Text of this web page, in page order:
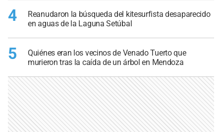
4
Reanudaron la búsqueda del kitesurfista desaparecido
en aguas de la Laguna Setúbal
5
Quiénes eran los vecinos de Venado Tuerto que
murieron tras la caída de un árbol en Mendoza